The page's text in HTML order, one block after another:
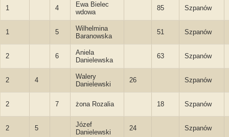
1 4
Ewa Bielec
wdowa
85 Szpanów
1 5
Wilhelmina
Baranowska
51 Szpanów
2 6
Aniela
Danielewska
63 Szpanów
2 4
Walery
Danielewski
26 Szpanów
2 7 żona Rozalia 18 Szpanów
2 5
Józef
Danielewski
24 Szpanów